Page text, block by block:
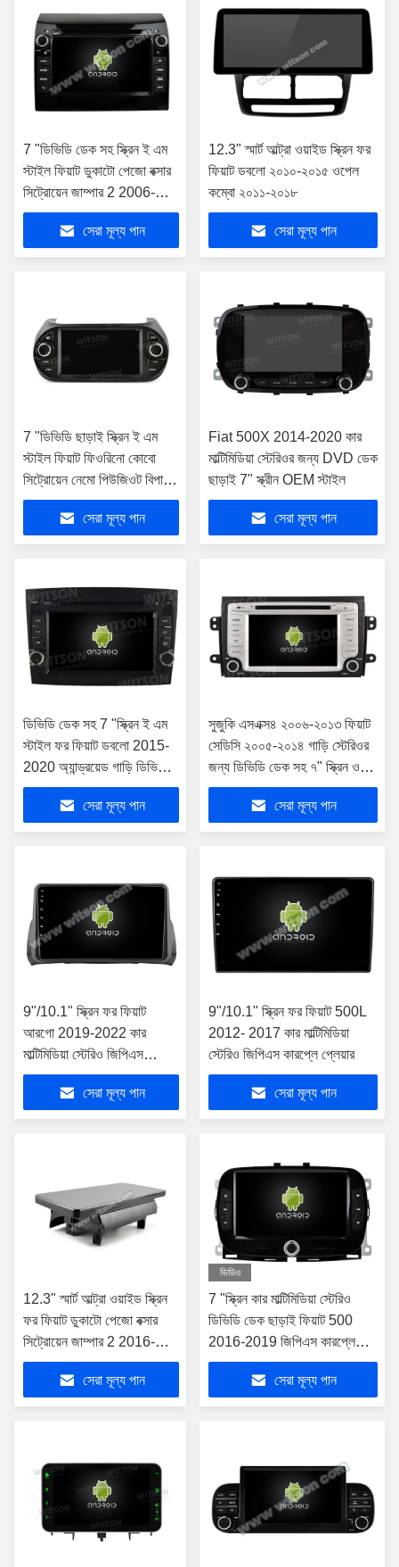
7 "ডিভিডি ডেক সহ স্ক্রিন ই এম
স্টাইল ফিয়াট ডুকাটো পেজো বক্সার
সিট্রোয়েন জাম্পার 2 2006-
2016 এর জন্য
সেরা মূল্য পান
12.3" স্মার্ট আল্ট্রা ওয়াইড স্ক্রিন ফর
ফিয়াট ডবলো ২০১০-২০১৫ ওপেল
কম্বো ২০১১-২০১৮
সেরা মূল্য পান
7 "ডিভিডি ছাড়াই স্ক্রিন ই এম
স্টাইল ফিয়াট ফিওরিনো কোবো
সিট্রোয়েন নেমো পিউজিওট বিপার
2008-2017 এর জন্য
সেরা মূল্য পান
Fiat 500X 2014-2020 কার
মাল্টিমিডিয়া স্টেরিওর জন্য DVD ডেক
ছাড়াই 7" স্ক্রীন OEM স্টাইল
সেরা মূল্য পান
ডিভিডি ডেক সহ 7 "স্ক্রিন ই এম
স্টাইল ফর ফিয়াট ডবলো 2015-
2020 অ্যান্ড্রয়েড গাড়ি ডিভিডি
জিপিএস মাল্টিমিডিয়া স্টেরিও
সেরা মূল্য পান
সুজুকি এসএক্স৪ ২০০৬-২০১৩ ফিয়াট
সেডিসি ২০০৫-২০১৪ গাড়ি স্টেরিওর
জন্য ডিভিডি ডেক সহ ৭" স্ক্রিন ওএম
স্টাইল
সেরা মূল্য পান
9"/10.1" স্ক্রিন ফর ফিয়াট
আরগো 2019-2022 কার
মাল্টিমিডিয়া স্টেরিও জিপিএস
কারপ্লে প্লেয়ার
সেরা মূল্য পান
9"/10.1" স্ক্রিন ফর ফিয়াট 500L
2012- 2017 কার মাল্টিমিডিয়া
স্টেরিও জিপিএস কারপ্লে প্লেয়ার
সেরা মূল্য পান
12.3" স্মার্ট আল্ট্রা ওয়াইড স্ক্রিন
ফর ফিয়াট ডুকাটো পেজো বক্সার
সিট্রোয়েন জাম্পার 2 2016-
2022
সেরা মূল্য পান
ভিডিও
7 "স্ক্রিন কার মাল্টিমিডিয়া স্টেরিও
ডিভিডি ডেক ছাড়াই ফিয়াট 500
2016-2019 জিপিএস কারপ্লে
প্লেয়ারের জন্য
সেরা মূল্য পান